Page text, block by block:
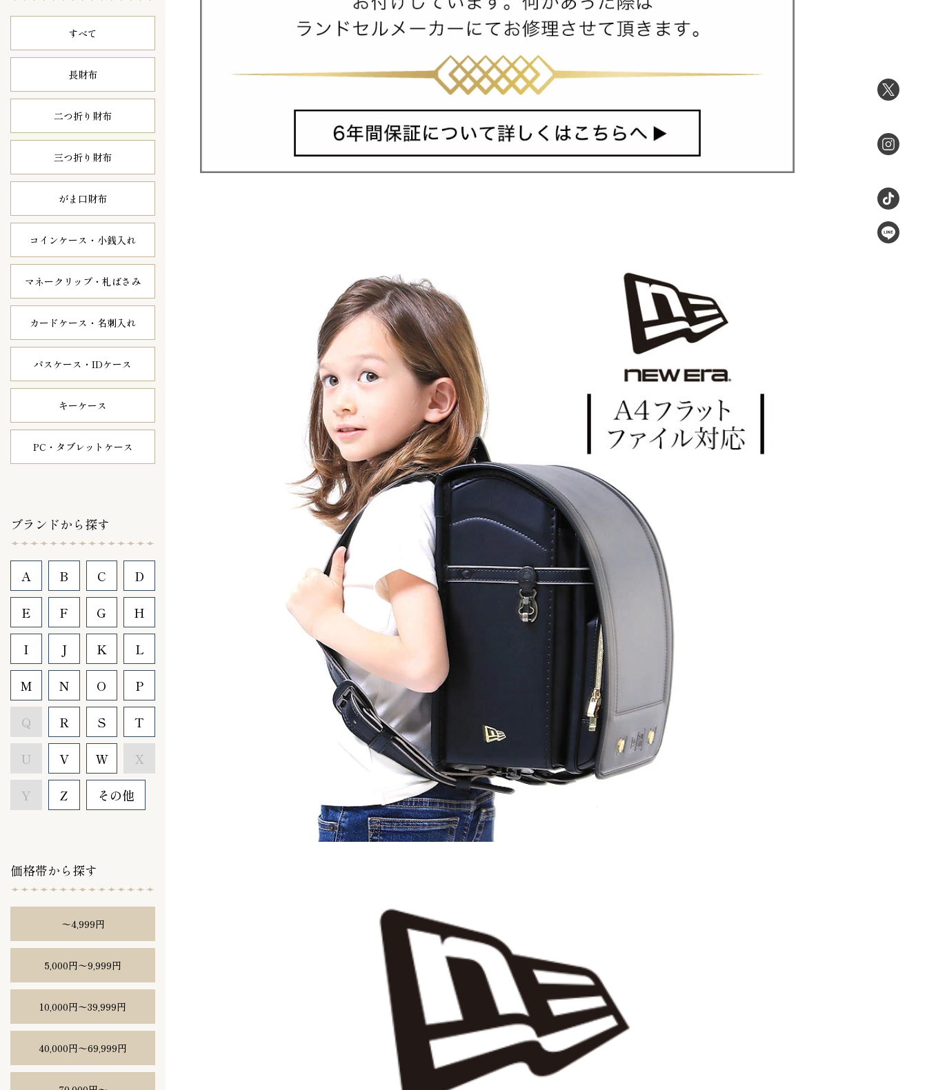
すべて
長財布
二つ折り財布
三つ折り財布
がま口財布
コインケース・ 小銭入れ
マネークリップ・ 札ばさみ
カードケース・ 名刺入れ
パスケース・ IDケース
キーケース
PC・タブレット ケース
ブランドから探す
A B C D
E F G H
I J K L
M N O P
Q R S T
U V W X
Y Z その他
価格帯から探す
〜4,999円
5,000円〜9,999円
10,000円〜39,999円
40,000円〜69,999円